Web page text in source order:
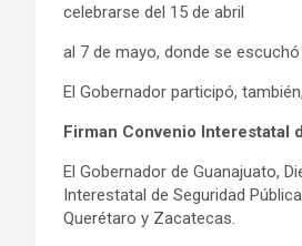
celebrarse del 15 de abril
al 7 de mayo, donde se escuchó
El Gobernador participó,
Firman Convenio Interestatal
El Gobernador de Guanajuato,
Interestatal de Seguridad
Querétaro y Zacatecas.